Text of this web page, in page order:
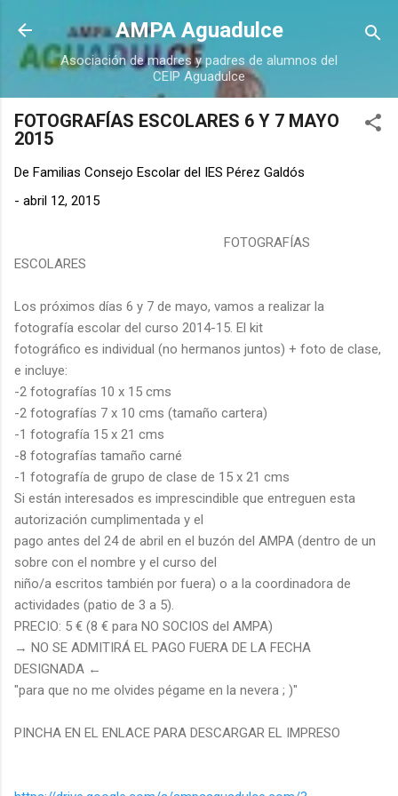
Ir al contenido principal
AMPA Aguadulce
Asociación de madres y padres de alumnos del
CEIP Aguadulce
FOTOGRAFÍAS ESCOLARES 6 Y 7 MAYO
2015
De Familias Consejo Escolar del IES Pérez Galdós
- abril 12, 2015
FOTOGRAFÍAS
ESCOLARES
Los próximos días 6 y 7 de mayo, vamos a realizar la
fotografía escolar del curso 2014-15. El kit
fotográfico es individual (no hermanos juntos) + foto de clase,
e incluye:
-2 fotografías 10 x 15 cms
-2 fotografías 7 x 10 cms (tamaño cartera)
-1 fotografía 15 x 21 cms
-8 fotografías tamaño carné
-1 fotografía de grupo de clase de 15 x 21 cms
Si están interesados es imprescindible que entreguen esta
autorización cumplimentada y el
pago antes del 24 de abril en el buzón del AMPA (dentro de un
sobre con el nombre y el curso del
niño/a escritos también por fuera) o a la coordinadora de
actividades (patio de 3 a 5).
PRECIO: 5 € (8 € para NO SOCIOS del AMPA)
→ NO SE ADMITIRÁ EL PAGO FUERA DE LA FECHA
DESIGNADA ←
"para que no me olvides pégame en la nevera ; )"
PINCHA EN EL ENLACE PARA DESCARGAR EL IMPRESO